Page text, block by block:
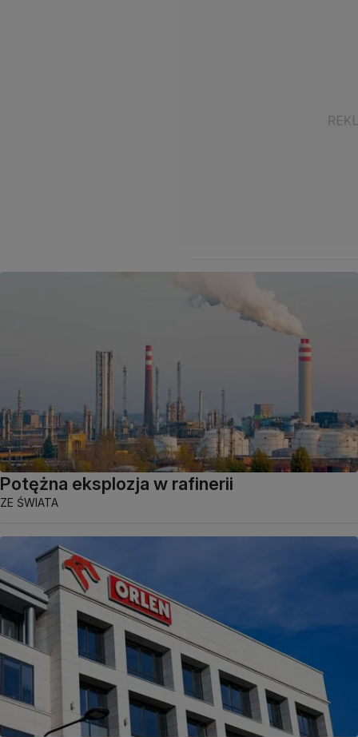
Potężna eksplozja w rafinerii
ZE ŚWIATA